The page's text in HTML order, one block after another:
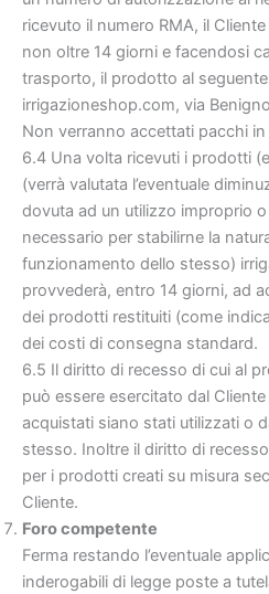
ricevuto il numero RMA, il
non oltre 14 giorni e facendosi
trasporto, il prodotto al
irrigazioneshop.com, via
Non verranno accettati pacchi
6.4 Una volta ricevuti i prodotti
(verrà valutata l’eventuale
dovuta ad un utilizzo improprio
necessario per stabilirne la
funzionamento dello stesso)
provvederà, entro 14 giorni, ad
dei prodotti restituiti (come
dei costi di consegna standard.
6.5 Il diritto di recesso di cui al
può essere esercitato dal
acquistati siano stati utilizzati o
stesso. Inoltre il diritto di
per i prodotti creati su misura
Cliente.
Foro competente
Ferma restando l’eventuale
inderogabili di legge poste a